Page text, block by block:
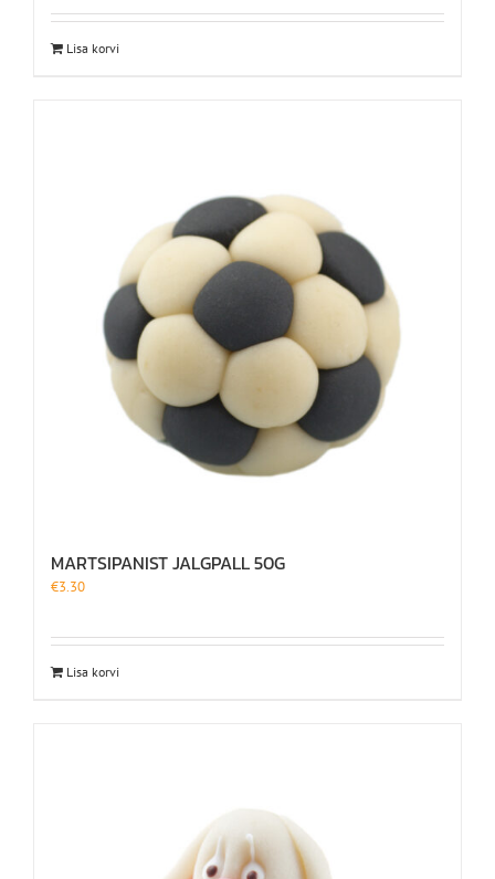
Lisa korvi
MARTSIPANIST JALGPALL 50G
€3.30
Lisa korvi